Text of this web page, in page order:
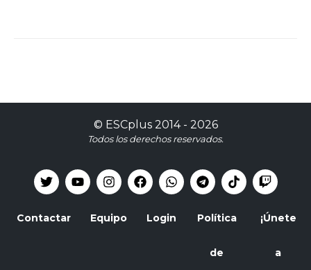
© ESCplus2014 - 2026
Todos los derechos reservados.
Contactar Equipo Login Política
de
¡Únete
a